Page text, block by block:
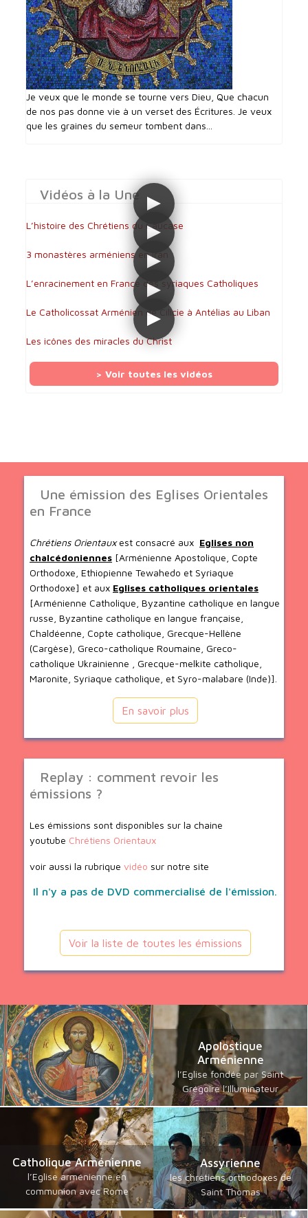
Je veux que le monde se tourne vers Dieu, Que chacun
de nos pas donne vie à un verset des Écritures. Je veux
que les graines du semeur tombent dans...
Vidéos à la Une
L’histoire des Chrétiens du Caucase
3 monastères arméniens en Iran
L’enracinement en France des syriaques Catholiques
Le Catholicossat Arménien de Cilicie à Antélias au Liban
Les icônes des miracles du Christ
> Voir toutes les vidéos
Une émission des Eglises Orientales
en France
Chrétiens Orientauxest consacré aux Eglises non
chalcédoniennes [Arménienne Apostolique, Copte
Orthodoxe, Ethiopienne Tewahedo et Syriaque
Orthodoxe] et aux Eglises catholiques orientales
[Arménienne Catholique, Byzantine catholique en langue
russe, Byzantine catholique en langue française,
Chaldéenne, Copte catholique, Grecque-Hellène
(Cargèse), Greco-catholique Roumaine, Greco-
catholique Ukrainienne , Grecque-melkite catholique,
Maronite, Syriaque catholique, et Syro-malabare (Inde)].
En savoir plus
Replay : comment revoir les
émissions ?
Les émissions sont disponibles sur la chaine
youtube Chrétiens Orientaux
voir aussi la rubrique vidéo sur notre site
Il n'y a pas de DVD commercialisé de l'émission.
Voir la liste de toutes les émissions
Apolostique
Arménienne
l’Eglise fondée par Saint
Grégoire l’Illuminateur
Catholique Arménienne
l’Eglise arménienne en
communion avec Rome
Assyrienne
les chrétiens orthodoxes de
Saint Thomas